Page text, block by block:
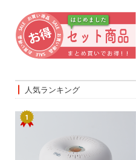
人気ランキング